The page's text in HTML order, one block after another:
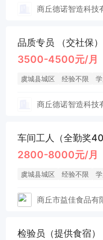
商丘德诺智造科技
品质专员 （交社保）
3500-4500元/月
虞城县城区 经验不限
商丘德诺智造科技
车间工人（全勤奖
2800-8000元/月
虞城县城区 经验不限
商丘市益佳食品有
检验员（提供食宿）